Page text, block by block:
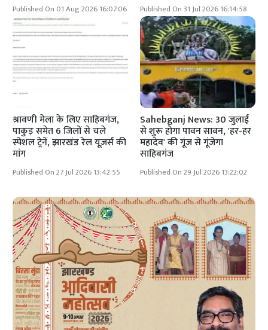
Published On 01 Aug 2026 16:07:06 Published On 31 Jul 2026 16:14:58
श्रावणी मेला के लिए साहिबगंज,
पाकुड़ समेत 6 जिलों से चले
स्पेशल ट्रेनें, झारखंड रेल यूज़र्स की
मांग
Published On 27 Jul 2026 13:42:55
Sahebganj News: 30 जुलाई
से शुरू होगा पावन सावन, 'हर-हर
महादेव' की गूंज से गूंजेगा
साहिबगंज
Published On 29 Jul 2026 13:22:02